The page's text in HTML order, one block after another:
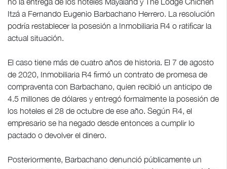
Itzá a Fernando Eugenio Barbachano Herrero. La resolución
podría restablecer la posesión a Inmobiliaria R4 o ratificar la
actual situación.
El caso tiene más de cuatro años de historia. El 7 de agosto
de 2020, Inmobiliaria R4 firmó un contrato de promesa de
compraventa con Barbachano, quien recibió un anticipo de
4.5 millones de dólares y entregó formalmente la posesión de
los hoteles el 28 de octubre de ese año. Según R4, el
empresario se ha negado desde entonces a cumplir lo
pactado o devolver el dinero.
Posteriormente, Barbachano denunció públicamente un